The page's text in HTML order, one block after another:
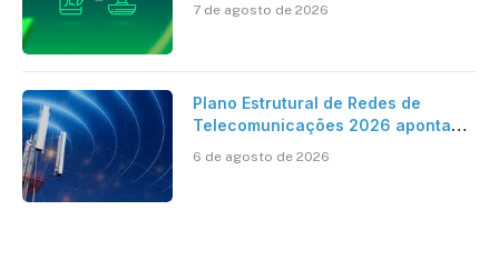
cartório
7 de agosto de 2026
Plano Estrutural de Redes de
Telecomunicações 2026 aponta
avanço da cobertura móvel, mas
6 de agosto de 2026